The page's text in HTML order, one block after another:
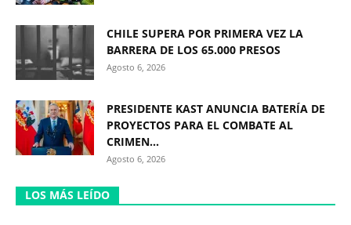
CHILE SUPERA POR PRIMERA VEZ LA
BARRERA DE LOS 65.000 PRESOS
Agosto 6, 2026
PRESIDENTE KAST ANUNCIA BATERÍA DE
PROYECTOS PARA EL COMBATE AL
CRIMEN...
Agosto 6, 2026
LOS MÁS LEÍDO